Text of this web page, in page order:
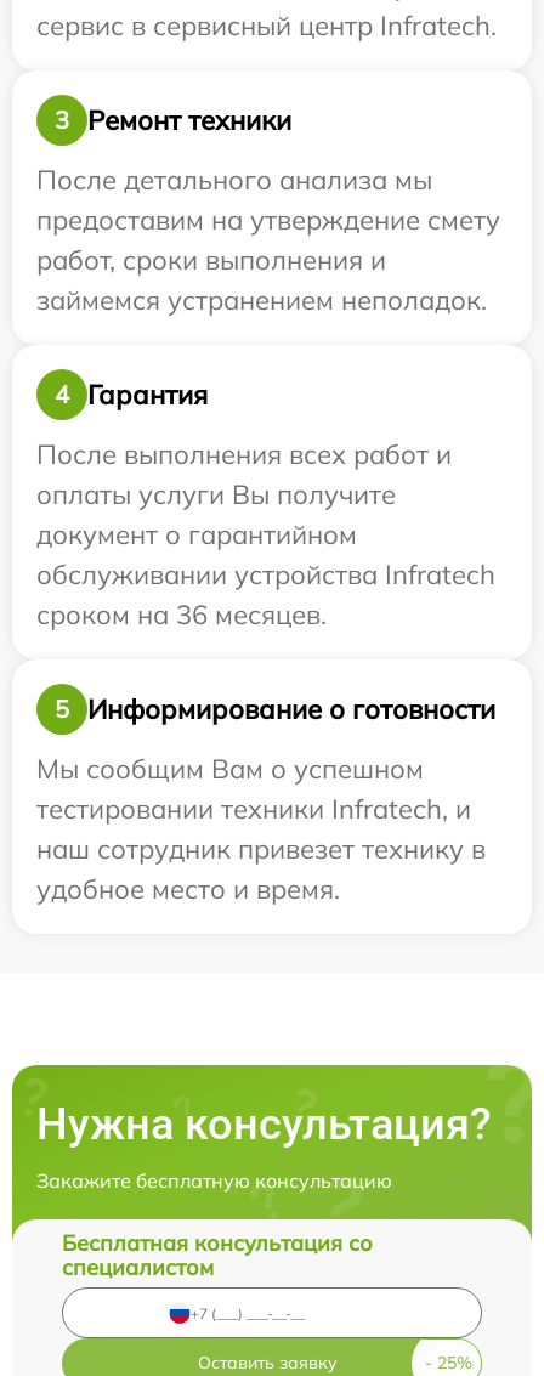
сервис в сервисный центр Infratech.
3
Ремонт техники
После детального анализа мы
предоставим на утверждение смету
работ, сроки выполнения и
займемся устранением неполадок.
4
Гарантия
После выполнения всех работ и
оплаты услуги Вы получите
документ о гарантийном
обслуживании устройства Infratech
сроком на 36 месяцев.
5
Информирование о готовности
Мы сообщим Вам о успешном
тестировании техники Infratech, и
наш сотрудник привезет технику в
удобное место и время.
Нужна консультация?
Закажите бесплатную консультацию
Бесплатная консультация со
специалистом
Оставить заявку